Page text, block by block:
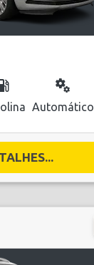
miscellaneous_services
Automático